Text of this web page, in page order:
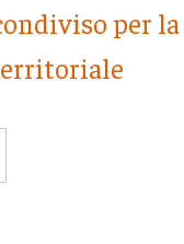
per la